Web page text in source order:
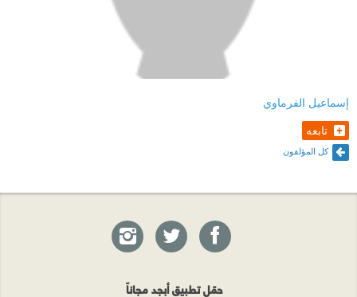
إسماعيل الفرماوي
تابعه
كل المؤلفون
حمّل تطبيق أبجد مجاناً